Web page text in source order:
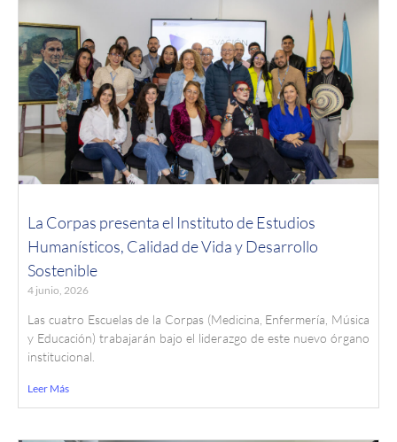
La Corpas presenta el Instituto de Estudios
Humanísticos, Calidad de Vida y Desarrollo
Sostenible
4 junio, 2026
Las cuatro Escuelas de la Corpas (Medicina, Enfermería, Música
y Educación) trabajarán bajo el liderazgo de este nuevo órgano
institucional.
Leer Más